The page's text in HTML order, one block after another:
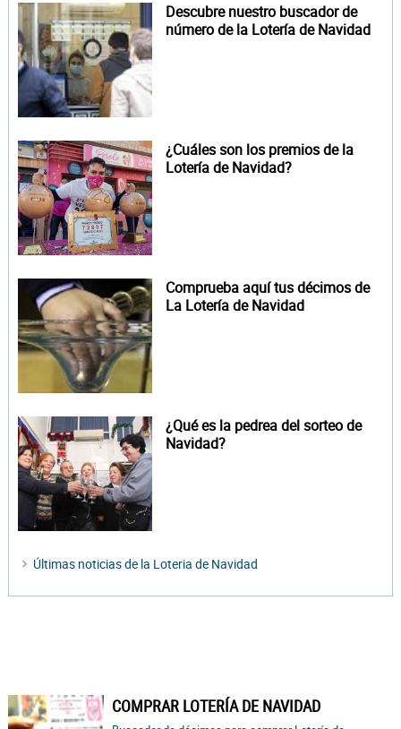
Descubre nuestro buscador de
número de la Lotería de Navidad
¿Cuáles son los premios de la
Lotería de Navidad?
Comprueba aquí tus décimos de
La Lotería de Navidad
¿Qué es la pedrea del sorteo de
Navidad?
Últimas noticias de la Loteria de Navidad
COMPRAR LOTERÍA DE NAVIDAD